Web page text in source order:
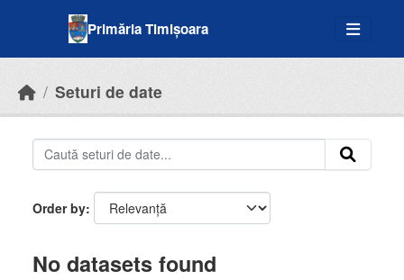
Primăria Timișoara
Seturi de date
Order by
No datasets found